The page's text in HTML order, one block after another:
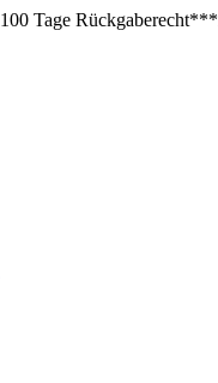
100 Tage Rückgaberecht***